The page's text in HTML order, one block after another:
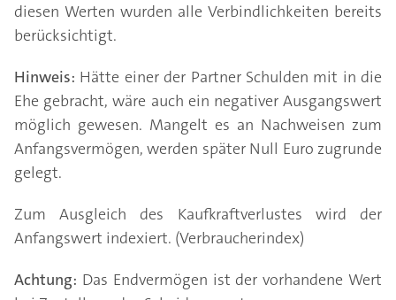
diesen Werten wurden alle Verbindlichkeiten bereits
berücksichtigt.
Hinweis: Hätte einer der Partner Schulden mit in die
Ehe gebracht, wäre auch ein negativer Ausgangswert
möglich gewesen. Mangelt es an Nachweisen zum
Anfangsvermögen, werden später Null Euro zugrunde
gelegt.
Zum Ausgleich des Kaufkraftverlustes wird der
Anfangswert indexiert. (Verbraucherindex)
Achtung: Das Endvermögen ist der vorhandene Wert